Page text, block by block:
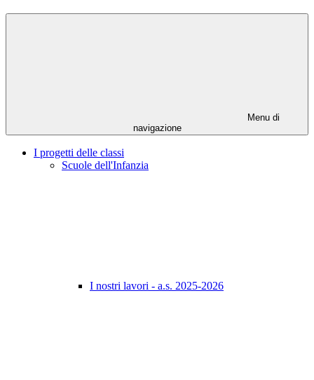
Menu di
navigazione
I progetti delle classi
Scuole dell'Infanzia
I nostri lavori - a.s. 2025-2026